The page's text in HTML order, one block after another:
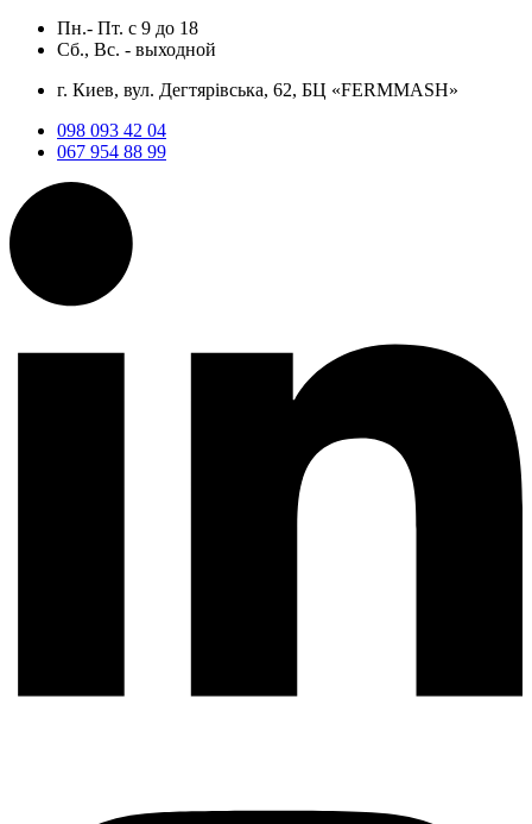
Пн.- Пт. с 9 до 18
Сб., Вс. - выходной
г. Киев, вул. Дегтярівська, 62, БЦ «FERMMASH»
098 093 42 04
067 954 88 99